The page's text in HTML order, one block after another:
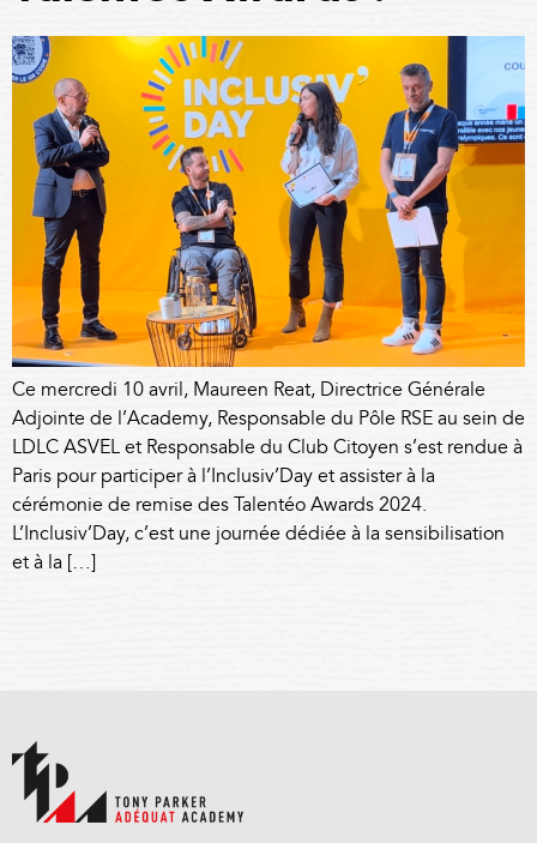
Ce mercredi 10 avril, Maureen Reat, Directrice Générale
Adjointe de l’Academy, Responsable du Pôle RSE au sein de
LDLC ASVEL et Responsable du Club Citoyen s’est rendue à
Paris pour participer à l’Inclusiv’Day et assister à la
cérémonie de remise des Talentéo Awards 2024.
L’Inclusiv’Day, c’est une journée dédiée à la sensibilisation
et à la […]